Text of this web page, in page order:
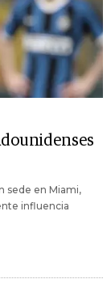
sede en Miami,
influencia